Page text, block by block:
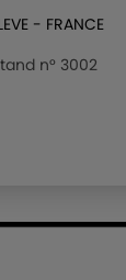
- FRANCE
n° 3002